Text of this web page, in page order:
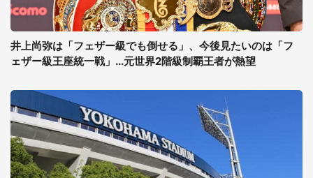
井上尚弥は「フェザー級でも倒せる」、今後見たいのは「フ
ェザー級王座統一戦」...元世界2階級制覇王者が熱望